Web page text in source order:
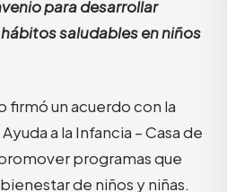
para desarrollar
saludables en niños
firmó un acuerdo con la
a la Infancia – Casa de
programas que
de niños y niñas.